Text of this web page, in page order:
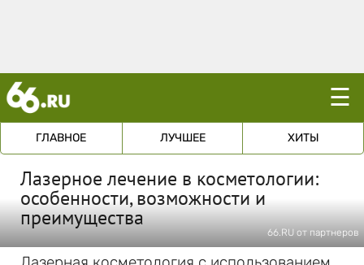
☰
ГЛАВНОЕ ЛУЧШЕЕ ХИТЫ
Лазерное лечение в косметологии:
особенности, возможности и
преимущества
66.RU от партнеров